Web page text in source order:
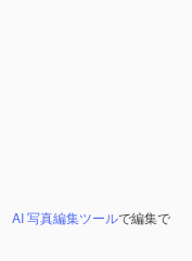
AI 写真編集ツールで編集で